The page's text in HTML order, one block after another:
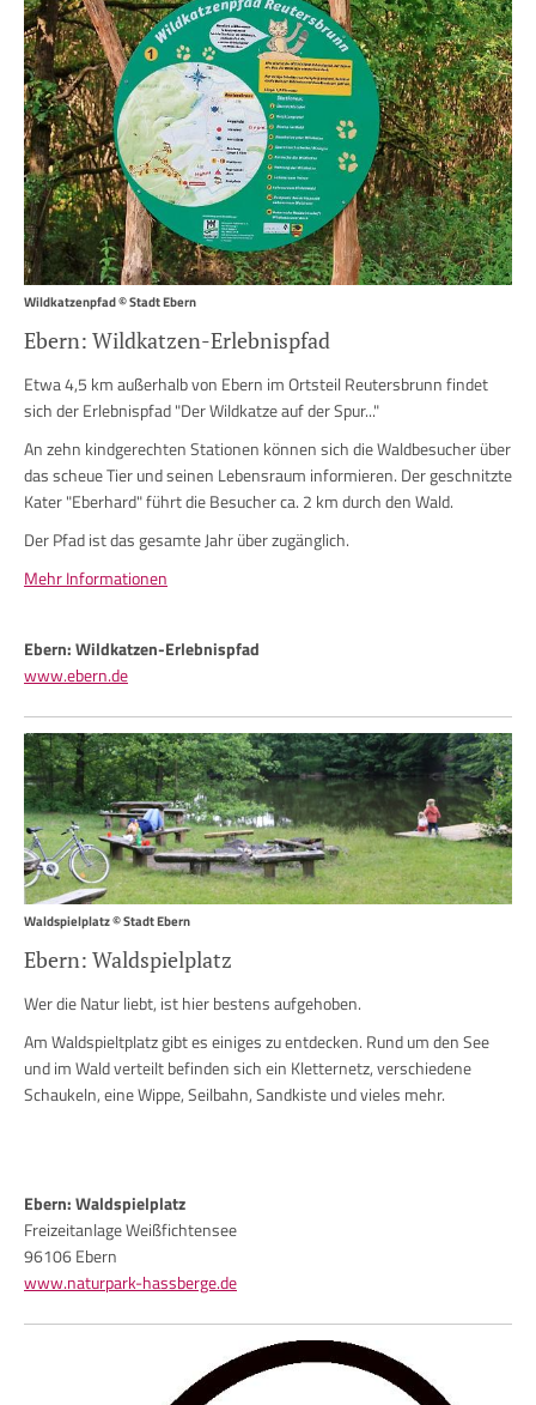
Wildkatzenpfad © Stadt Ebern
Ebern: Wildkatzen-Erlebnispfad
Etwa 4,5 km außerhalb von Ebern im Ortsteil Reutersbrunn findet
sich der Erlebnispfad "Der Wildkatze auf der Spur..."
An zehn kindgerechten Stationen können sich die Waldbesucher über
das scheue Tier und seinen Lebensraum informieren. Der geschnitzte
Kater "Eberhard" führt die Besucher ca. 2 km durch den Wald.
Der Pfad ist das gesamte Jahr über zugänglich.
Mehr Informationen
Ebern: Wildkatzen-Erlebnispfad
www.ebern.de
Waldspielplatz © Stadt Ebern
Ebern: Waldspielplatz
Wer die Natur liebt, ist hier bestens aufgehoben.
Am Waldspieltplatz gibt es einiges zu entdecken. Rund um den See
und im Wald verteilt befinden sich ein Kletternetz, verschiedene
Schaukeln, eine Wippe, Seilbahn, Sandkiste und vieles mehr.
Ebern: Waldspielplatz
Freizeitanlage Weißfichtensee
96106 Ebern
www.naturpark-hassberge.de